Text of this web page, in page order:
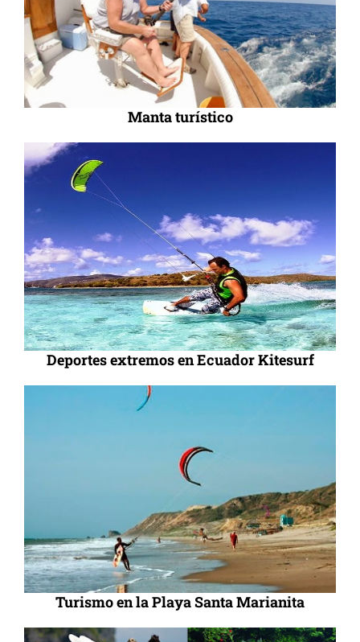
Manta turístico
Deportes extremos en Ecuador Kitesurf
Turismo en la Playa Santa Marianita